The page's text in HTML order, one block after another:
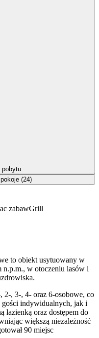
zabawGrill
to obiekt usytuowany w
w otoczeniu lasów i
2-, 3-, 4- oraz 6-osobowe, co
gości indywidualnych, jak i
łazienką oraz dostępem do
większą niezależność
90 miejsc
pobytu
(24)